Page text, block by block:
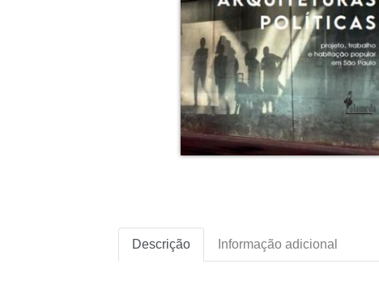
Descrição Informação adicional